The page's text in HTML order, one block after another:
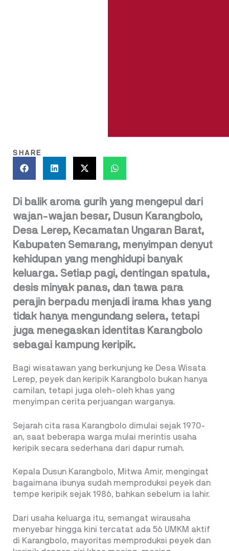
SHARE
Di balik aroma gurih yang mengepul dari
wajan-wajan besar, Dusun Karangbolo,
Desa Lerep, Kecamatan Ungaran Barat,
Kabupaten Semarang, menyimpan denyut
kehidupan yang menghidupi banyak
keluarga. Setiap pagi, dentingan spatula,
desis minyak panas, dan tawa para
perajin berpadu menjadi irama khas yang
tidak hanya mengundang selera, tetapi
juga menegaskan identitas Karangbolo
sebagai kampung keripik.
Bagi wisatawan yang berkunjung ke Desa Wisata
Lerep, peyek dan keripik Karangbolo bukan hanya
camilan, tetapi juga oleh-oleh khas yang
menyimpan cerita perjuangan warganya.
Sejarah cita rasa Karangbolo dimulai sejak 1970-
an, saat beberapa warga mulai merintis usaha
keripik secara sederhana dari dapur rumah.
Kepala Dusun Karangbolo, Mitwa Amir, mengingat
bagaimana ibunya sudah memproduksi peyek dan
tempe keripik sejak 1986, bahkan sebelum ia lahir.
Dari usaha keluarga itu, semangat wirausaha
menyebar hingga kini tercatat ada 56 UMKM aktif
di Karangbolo, mayoritas memproduksi peyek dan